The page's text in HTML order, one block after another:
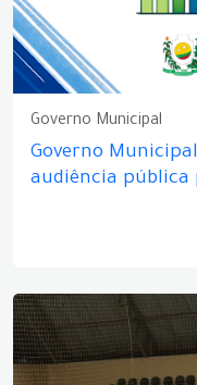
Governo Municipal
Governo
audiência pública